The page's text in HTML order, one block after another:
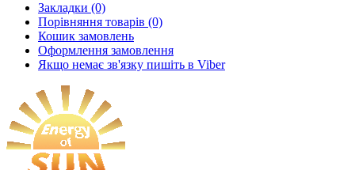
Закладки (0)
Порівняння товарів (0)
Кошик замовлень
Оформлення замовлення
Якщо немає зв'язку пишіть в Viber